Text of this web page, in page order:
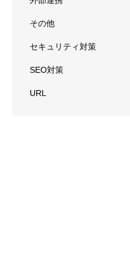
その他
セキュリティ対策
SEO対策
URL